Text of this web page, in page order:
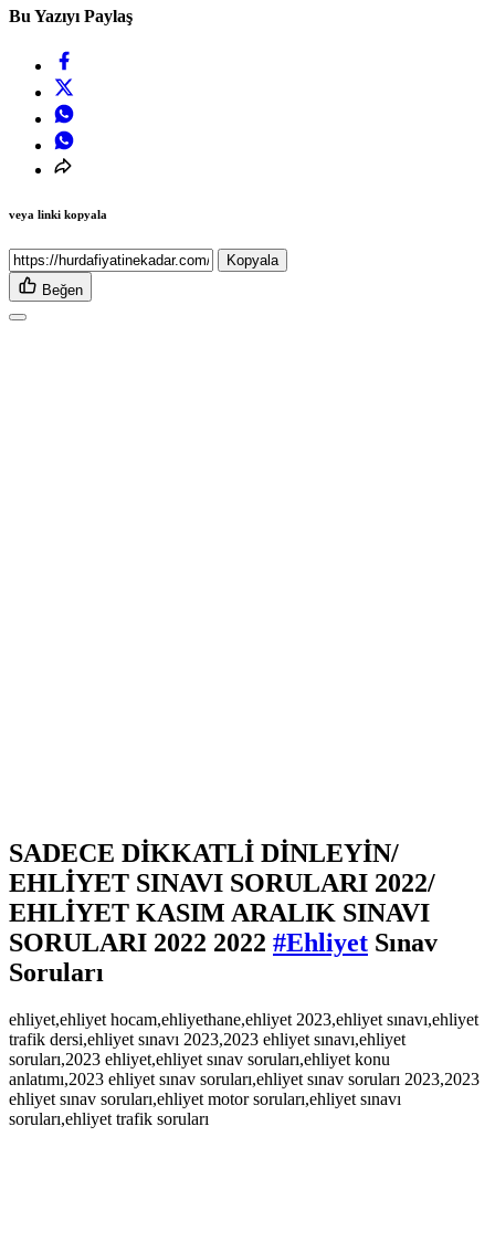
Bu Yazıyı Paylaş
veya linki kopyala
Kopyala
Beğen
SADECE DİKKATLİ DİNLEYİN/
EHLİYET SINAVI SORULARI 2022/
EHLİYET KASIM ARALIK SINAVI
SORULARI 2022 2022 #Ehliyet Sınav
Soruları
ehliyet,ehliyet hocam,ehliyethane,ehliyet 2023,ehliyet sınavı,ehliyet
trafik dersi,ehliyet sınavı 2023,2023 ehliyet sınavı,ehliyet
soruları,2023 ehliyet,ehliyet sınav soruları,ehliyet konu
anlatımı,2023 ehliyet sınav soruları,ehliyet sınav soruları 2023,2023
ehliyet sınav soruları,ehliyet motor soruları,ehliyet sınavı
soruları,ehliyet trafik soruları